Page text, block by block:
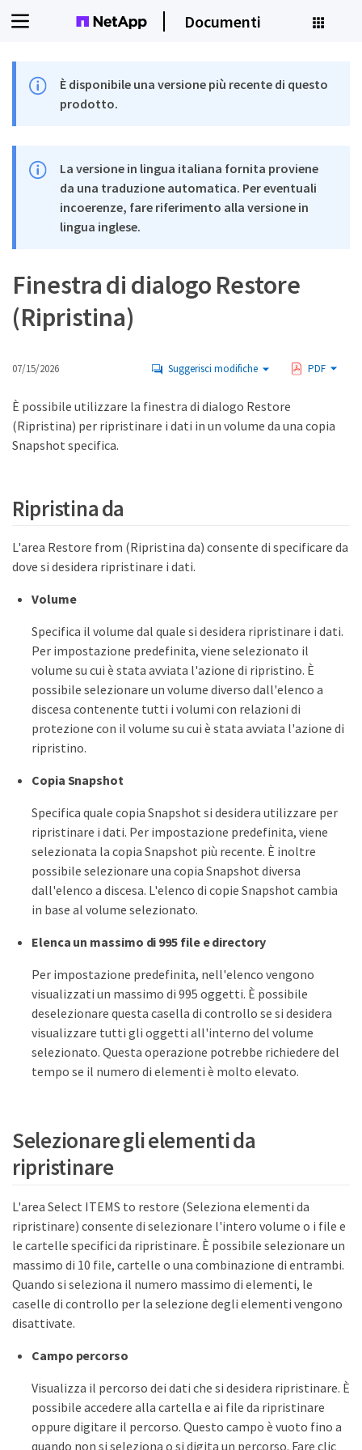
Documenti
È disponibile una versione più recente di questo
prodotto.
La versione in lingua italiana fornita proviene
da una traduzione automatica. Per eventuali
incoerenze, fare riferimento alla versione in
lingua inglese.
Finestra di dialogo Restore
(Ripristina)
07/15/2026 Suggerisci modifiche PDF
È possibile utilizzare la finestra di dialogo Restore
(Ripristina) per ripristinare i dati in un volume da una copia
Snapshot specifica.
Ripristina da
L'area Restore from (Ripristina da) consente di specificare da
dove si desidera ripristinare i dati.
Volume
Specifica il volume dal quale si desidera ripristinare i dati.
Per impostazione predefinita, viene selezionato il
volume su cui è stata avviata l'azione di ripristino. È
possibile selezionare un volume diverso dall'elenco a
discesa contenente tutti i volumi con relazioni di
protezione con il volume su cui è stata avviata l'azione di
ripristino.
Copia Snapshot
Specifica quale copia Snapshot si desidera utilizzare per
ripristinare i dati. Per impostazione predefinita, viene
selezionata la copia Snapshot più recente. È inoltre
possibile selezionare una copia Snapshot diversa
dall'elenco a discesa. L'elenco di copie Snapshot cambia
in base al volume selezionato.
Elenca un massimo di 995 file e directory
Per impostazione predefinita, nell'elenco vengono
visualizzati un massimo di 995 oggetti. È possibile
deselezionare questa casella di controllo se si desidera
visualizzare tutti gli oggetti all'interno del volume
selezionato. Questa operazione potrebbe richiedere del
tempo se il numero di elementi è molto elevato.
Selezionare gli elementi da
ripristinare
L'area Select ITEMS to restore (Seleziona elementi da
ripristinare) consente di selezionare l'intero volume o i file e
le cartelle specifici da ripristinare. È possibile selezionare un
massimo di 10 file, cartelle o una combinazione di entrambi.
Quando si seleziona il numero massimo di elementi, le
caselle di controllo per la selezione degli elementi vengono
disattivate.
Campo percorso
Visualizza il percorso dei dati che si desidera ripristinare. È
possibile accedere alla cartella e ai file da ripristinare
oppure digitare il percorso. Questo campo è vuoto fino a
quando non si seleziona o si digita un percorso. Fare clic